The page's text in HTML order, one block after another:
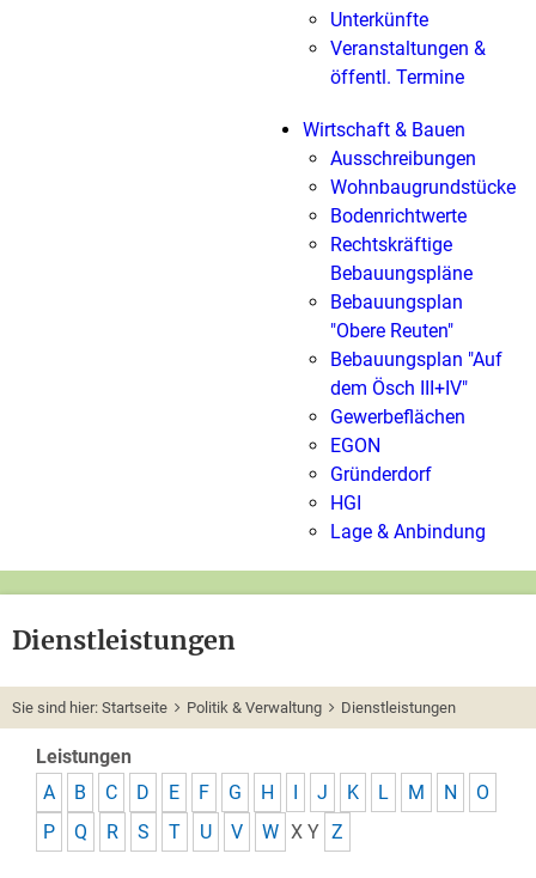
Unterkünfte
Veranstaltungen &
öffentl. Termine
Wirtschaft & Bauen
Ausschreibungen
Wohnbaugrundstücke
Bodenrichtwerte
Rechtskräftige
Bebauungspläne
Bebauungsplan
"Obere Reuten"
Bebauungsplan "Auf
dem Ösch III+IV"
Gewerbeflächen
EGON
Gründerdorf
HGI
Lage & Anbindung
Dienstleistungen
Sie sind hier: Startseite Politik & Verwaltung Dienstleistungen
Leistungen
A
B C D E F G H I J K L M N
O
P
Q R S T U V W X Y Z